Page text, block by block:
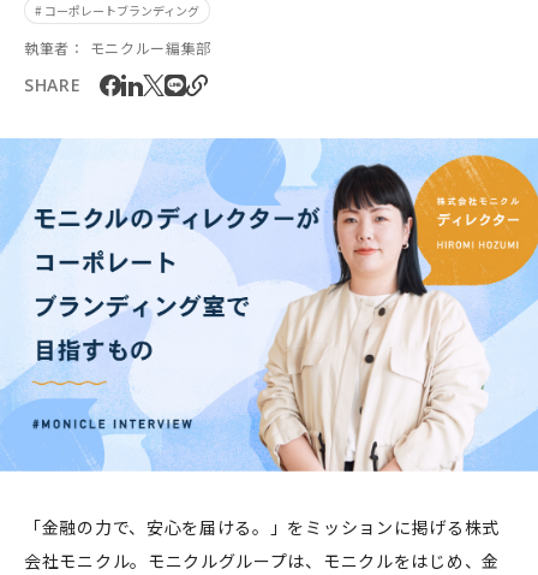
# コーポレートブランディング
執筆者： モニクルー編集部
SHARE
「金融の力で、安心を届ける。」をミッションに掲げる株式
会社モニクル。モニクルグループは、モニクルをはじめ、金